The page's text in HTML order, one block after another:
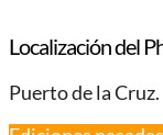
Localización del
Puerto de la Cruz​.